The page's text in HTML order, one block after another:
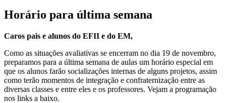
Horário para última semana
Caros pais e alunos do EFII e do EM,
Como as situações avaliativas se encerram no dia 19 de novembro,
preparamos para a última semana de aulas um horário especial em
que os alunos farão socializações internas de alguns projetos, assim
como terão momentos de integração e confraternização entre as
diversas classes e entre eles e os professores. Vejam a programação
nos links a baixo.